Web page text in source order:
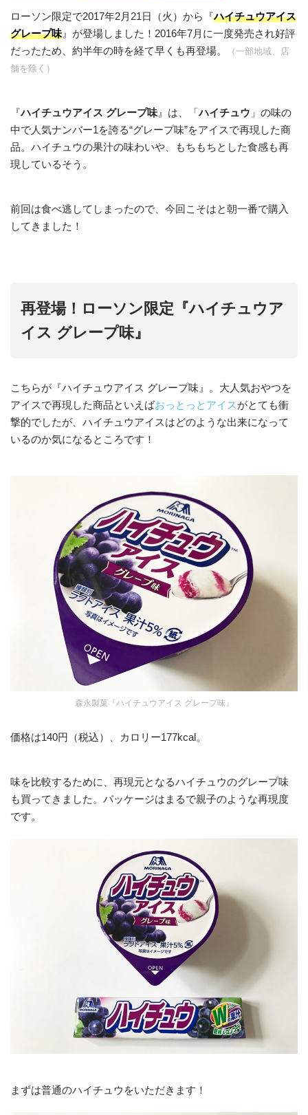
ローソン限定で2017年2月21日（火）から『ハイチュウアイス
グレープ味 』が登場しました！2016年7月に一度発売され好評
だったため、約半年の時を経て早くも再登場。
（一部地域、店
舗を除く）
『ハイチュウアイス グレープ味 』は、「ハイチュウ 」の味の
中で人気ナンバー1を誇る“グレープ味”をアイスで再現した商
品。ハイチュウの果汁の味わいや、もちもちとした食感も再
現しているそう。
前回は食べ逃してしまったので、今回こそはと朝一番で購入
してきました！
再登場！ローソン限定『ハイチュウア
イス グレープ味』
こちらが『ハイチュウアイス グレープ味』。大人気おやつを
アイスで再現した商品といえばおっとっとアイスがとても衝
撃的でしたが、ハイチュウアイスはどのような出来になって
いるのか気になるところです！
森永製菓『ハイチュウアイス グレープ味』
価格は140円（税込）、カロリー177kcal。
味を比較するために、再現元となるハイチュウのグレープ味
も買ってきました。パッケージはまるで親子のような再現度
です。
まずは普通のハイチュウをいただきます！